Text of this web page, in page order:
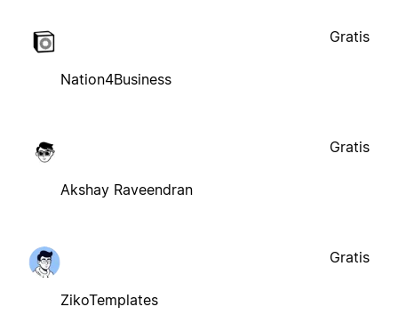
Nation4Business
Gratis
Akshay Raveendran
Gratis
ZikoTemplates
Gratis